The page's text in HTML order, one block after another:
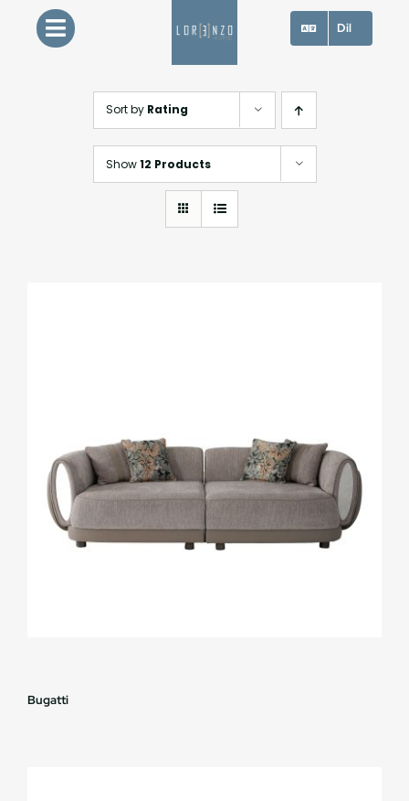
Dil
Sort by Rating
Show12 Products
Bugatti